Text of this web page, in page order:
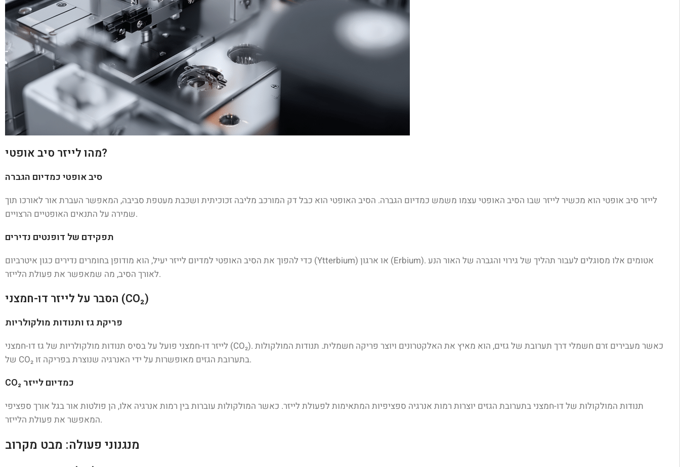
מהו לייזר סיב אופטי?
סיב אופטי כמדיום הגברה
לייזר סיב אופטי הוא מכשיר לייזר שבו הסיב האופטי עצמו משמש כמדיום הגברה. הסיב האופטי הוא כבל דק המורכב מליבה זכוכיתית ושכבת מעטפת סביבה, המאפשר העברת אור לאורכו תוך
שמירה על התנאים האופטיים הרצויים.
תפקידם של דופנטים נדירים
כדי להפוך את הסיב האופטי למדיום לייזר יעיל, הוא מודופן בחומרים נדירים כגון איטרביום (Ytterbium) או ארגון (Erbium). אטומים אלו מסוגלים לעבור תהליך של גירוי והגברה של האור הנע
לאורך הסיב, מה שמאפשר את פעולת הלייזר.
הסבר על לייזר דו-חמצני (CO₂)
פריקת גז ותנודות מולקולריות
לייזר דו-חמצני פועל על בסיס תנודות מולקולריות של גז דו-חמצני (CO₂). כאשר מעבירים זרם חשמלי דרך תערובת של גזים, הוא מאיץ את האלקטרונים ויוצר פריקה חשמלית. תנודות המולקולות
של CO₂ בתערובת הגזים מאופשרות על ידי האנרגיה שנוצרת בפריקה זו.
CO₂ כמדיום לייזר
תנודות המולקולות של דו-חמצני בתערובת הגזים יוצרות רמות אנרגיה ספציפיות המתאימות לפעולת לייזר. כאשר המולקולות עוברות בין רמות אנרגיה אלו, הן פולטות אור בגל אורך ספציפי
המאפשר את פעולת הלייזר.
מנגנוני פעולה: מבט מקרוב